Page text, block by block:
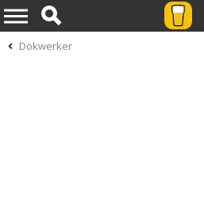
Dokwerker